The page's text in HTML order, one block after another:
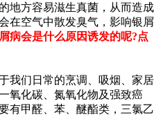
地方容易滋生真菌，从而造成
在空气中散发臭气，影响银屑
屑病会是什么原因诱发的呢?点
我们日常的烹调、吸烟、家居
氧化碳、氮氧化物及强致癌
有甲醛、苯、醚酯类，三氯乙